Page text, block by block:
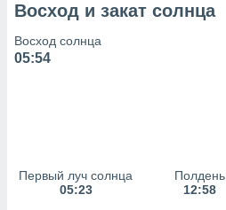
Восход и закат солнца
Восход солнца
05:54
Первый луч солнца
05:23
Полдень
12:58